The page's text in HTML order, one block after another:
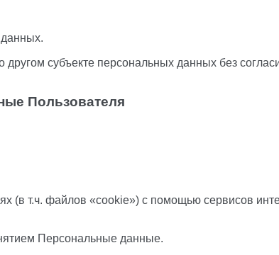
субъекте персональных данных без
Пользователя
(в т.ч. файлов «cookie») с помощью сервисов
Персональные данные.